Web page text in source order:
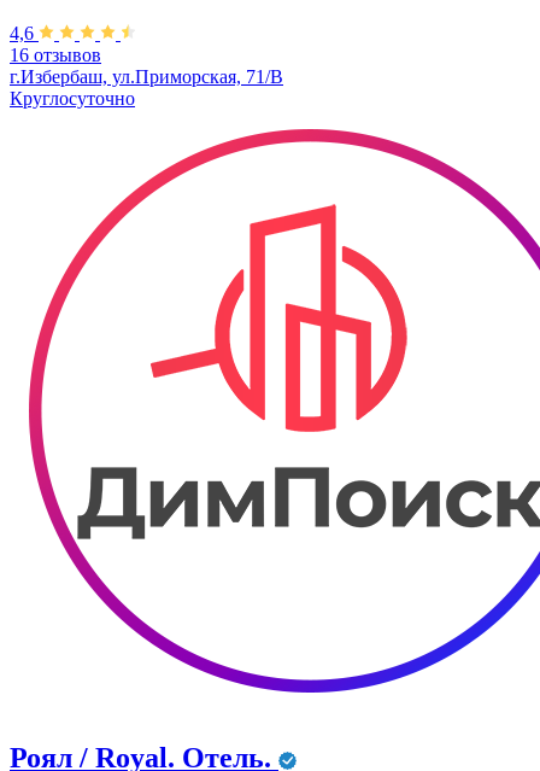
4,6
16 отзывов
г.Избербаш, ул.Приморская, 71/В
Круглосуточно
Роял / Royal. Отель.